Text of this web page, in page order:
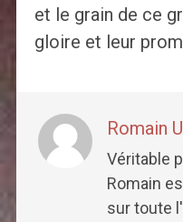
et le grain de ce
gloire et leur
Romain
Véritable
Romain
sur toute